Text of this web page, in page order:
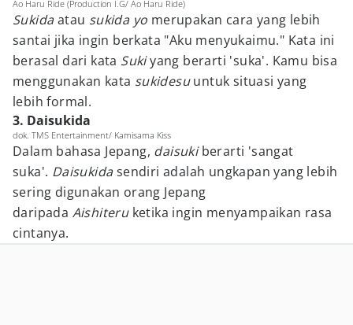
Ao Haru Ride (Production I.G/ Ao Haru Ride)
Sukidaatau sukida yo merupakan cara yang lebih
santai jika ingin berkata "Aku menyukaimu." Kata ini
berasal dari kata Sukiyang berarti 'suka'. Kamu bisa
menggunakan kata sukidesuuntuk situasi yang
lebih formal.
3. Daisukida
dok. TMS Entertainment/ Kamisama Kiss
Dalam bahasa Jepang, daisukiberarti 'sangat
suka'. Daisukidasendiri adalah ungkapan yang lebih
sering digunakan orang Jepang
daripada Aishiteru ketika ingin menyampaikan rasa
cintanya.